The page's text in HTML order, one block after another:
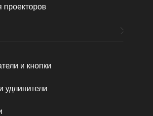
проекторов
и кнопки
удлинители